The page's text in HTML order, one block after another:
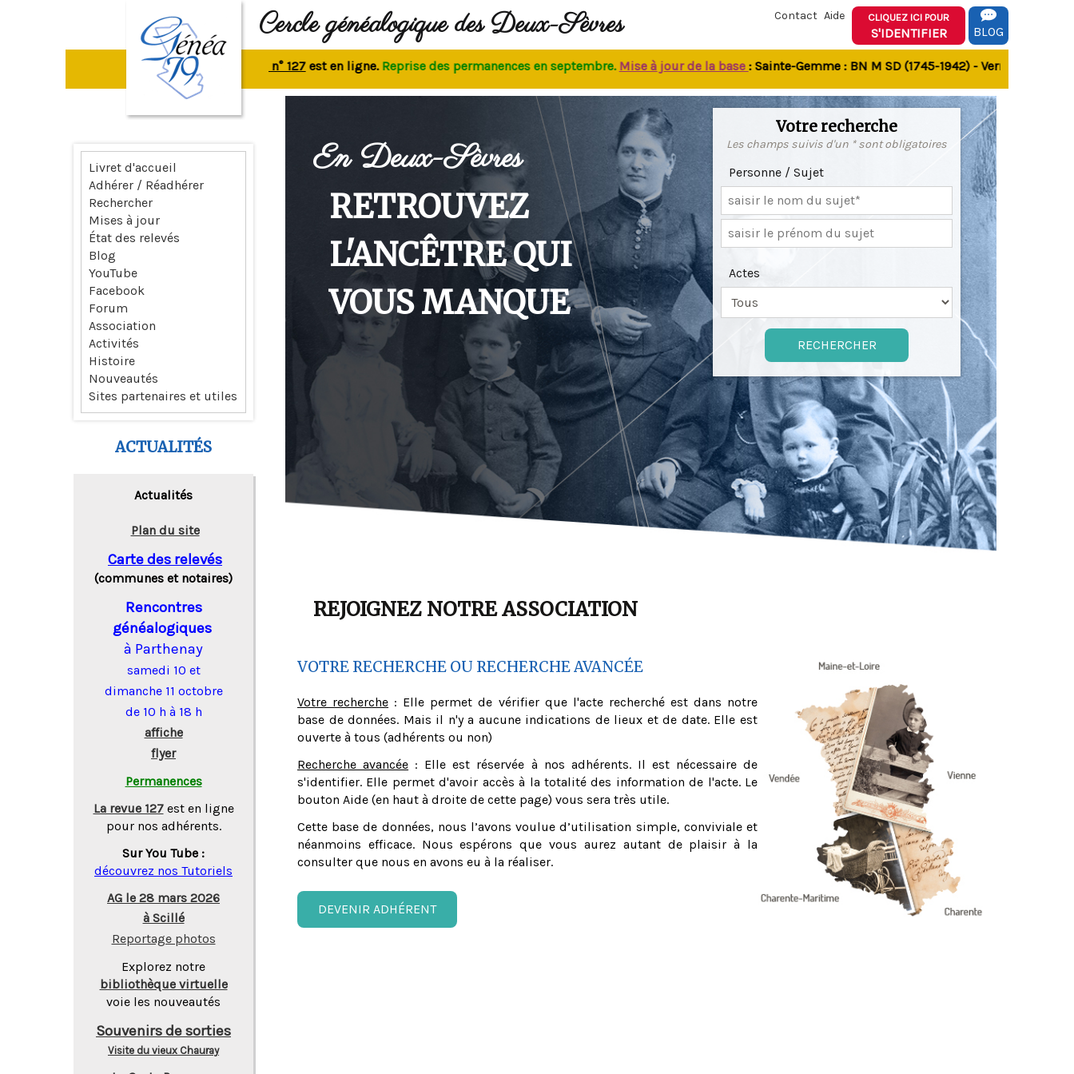
Cercle généalogique des Deux-Sèvres Contact Aide CLIQUEZ ICI POUR
S'IDENTIFIER BLOG
La revue n° 127est en ligne.Reprise des permanences en septembre.Mise à jour de la base: Sainte-Gemme : BN M SD (1745-1942) - Verrines-sous-
En Deux-Sèvres
RETROUVEZ
L'ANCÊTRE QUI
VOUS MANQUE
Votre recherche
Les champs suivis d'un * sont obligatoires
Personne / Sujet
Actes
REJOIGNEZ NOTRE ASSOCIATION
VOTRE RECHERCHE OU RECHERCHE AVANCÉE
Votre recherche : Elle permet de vérifier que l'acte recherché est dans notre
base de données. Mais il n'y a aucune indications de lieux et de date. Elle est
ouverte à tous (adhérents ou non)
Recherche avancée : Elle est réservée à nos adhérents. Il est nécessaire de
s'identifier. Elle permet d'avoir accès à la totalité des information de l'acte. Le
bouton Aide (en haut à droite de cette page) vous sera très utile.
Cette base de données, nous l’avons voulue d’utilisation simple, conviviale et
néanmoins efficace. Nous espérons que vous aurez autant de plaisir à la
consulter que nous en avons eu à la réaliser.
DEVENIR ADHÉRENT
Livret d'accueil
Adhérer / Réadhérer
Rechercher
Mises à jour
État des relevés
Blog
YouTube
Facebook
Forum
Association
Activités
Histoire
Nouveautés
Sites partenaires et utiles
ACTUALITÉS
Actualités
Plan du site
Carte des relevés
(communes et notaires)
Rencontres
généalogiques
à Parthenay
samedi 10 et
dimanche 11 octobre
de 10 h à 18 h
affiche
flyer
Permanences
La revue 127 est en ligne
pour nos adhérents.
Sur You Tube :
découvrez nos Tutoriels
AG le 28 mars 2026
à Scillé
Reportage photos
Explorez notre
bibliothèque virtuelle
voie les nouveautés
Souvenirs de sorties
Visite du vieux Chauray